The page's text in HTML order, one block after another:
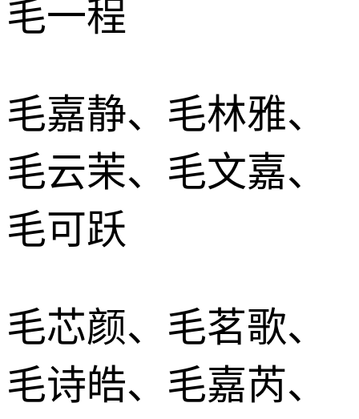
毛一程
毛嘉静、毛林雅、
毛云茉、毛文嘉、
毛可跃
毛芯颜、毛茗歌、
毛诗皓、毛嘉芮、